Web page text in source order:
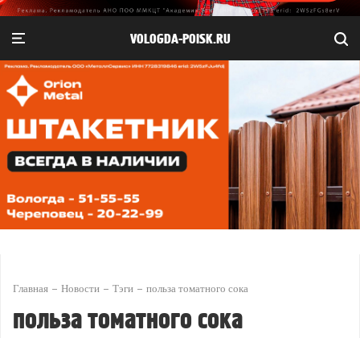
VOLOGDA-POISK.RU
Главная Новости Тэги польза томатного сока
польза томатного сока